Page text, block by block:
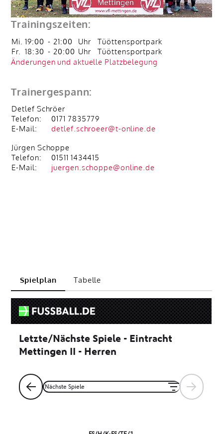
Trainingszeiten:
Mi. 19:00 - 21:00 Uhr
Tüöttensportpark
Fr.
18:30 - 20:00 Uhr
Tüöttensportpark
Änderungen und aktuelle Platzbelegung
Trainergespann:
Detlef Schröer
Telefon:
0171 7835779
E-Mail:
detlef.schroeer@t-online.de
Jürgen Schoppe
Telefon:
01511 1434415
E-Mail:
juergen.schoppe@online.de
Spielplan Tabelle